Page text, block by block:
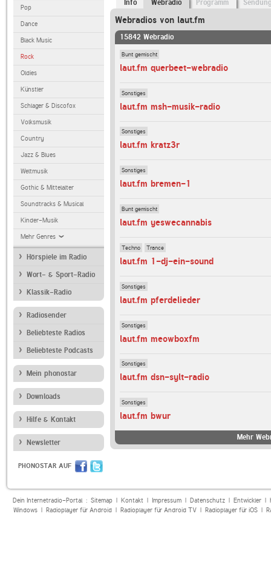
Pop
Dance
Black Music
Rock
Oldies
Künstler
Schlager & Discofox
Volksmusik
Country
Jazz & Blues
Weltmusik
Gothic & Mittelalter
Soundtracks & Musical
Kinder-Musik
Mehr Genres
Hörspiele im Radio
Wort- & Sport-Radio
Klassik-Radio
Radiosender
Beliebteste Radios
Beliebteste Podcasts
Mein phonostar
Downloads
Hilfe & Kontakt
Newsletter
PHONOSTAR AUF
Info Webradio Programm
Webradios von laut.fm
15842 Webradio
Bunt gemischt
laut.fm querbeet-webradio
Sonstiges
laut.fm msh-musik-radio
Sonstiges
laut.fm kratz3r
Sonstiges
laut.fm bremen-1
Bunt gemischt
laut.fm yeswecannabis
Techno Trance
laut.fm 1-dj-ein-sound
Sonstiges
laut.fm pferdelieder
Sonstiges
laut.fm meowboxfm
Sonstiges
laut.fm dsn-sylt-radio
Sonstiges
laut.fm bwur
Mehr
Dein Internetradio-Portal : Sitemap| Kontakt| Impressum| Datenschutz| Entwickler|
Windows| Radioplayer für Android| Radioplayer für Android TV| Radioplayer für iOS|